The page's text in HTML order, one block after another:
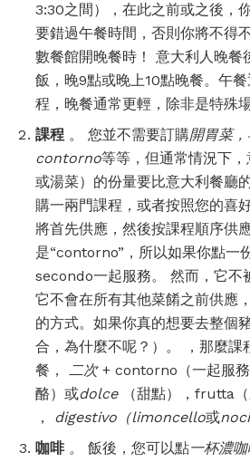
3:30之間），在此之前或之後，
要錯過午餐時間，否則你將不得
數餐館開晚餐時！ 意大利人晚餐
飯，晚9點或晚上10點晚餐。午
程，晚餐通常更輕，除非是特殊場
課程 。 您並不需要訂購開胃菜，
contorno等等，但通常情況下
或湯菜）的份量要比意大利餐廳
購一兩門課程，或者按照您的喜
將首先供應，然後按課程順序供
是“contorno”，所以如果你點一
secondo一起服務。 然而，它不
它不會在所有其他菜餚之前供應
的方式。如果你真的想要去整個
合，為什麼不呢？）。 ，那麼課
餐， 二次+ contorno（一起服務
酪）或dolce（甜點），frutta（
， digestivo（limoncello或
咖啡 。 飯後，您可以點一杯濃咖